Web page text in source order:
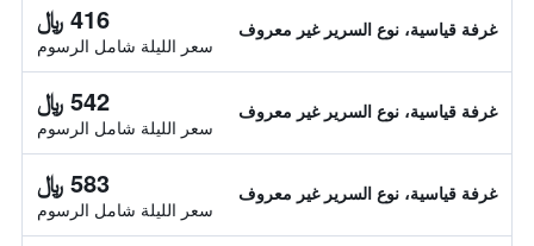
غرفة قياسية، نوع السرير غير معروف 416 ﷼
سعر الليلة شامل الرسوم
غرفة قياسية، نوع السرير غير معروف 542 ﷼
سعر الليلة شامل الرسوم
غرفة قياسية، نوع السرير غير معروف 583 ﷼
سعر الليلة شامل الرسوم